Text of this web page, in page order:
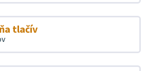
tlačív